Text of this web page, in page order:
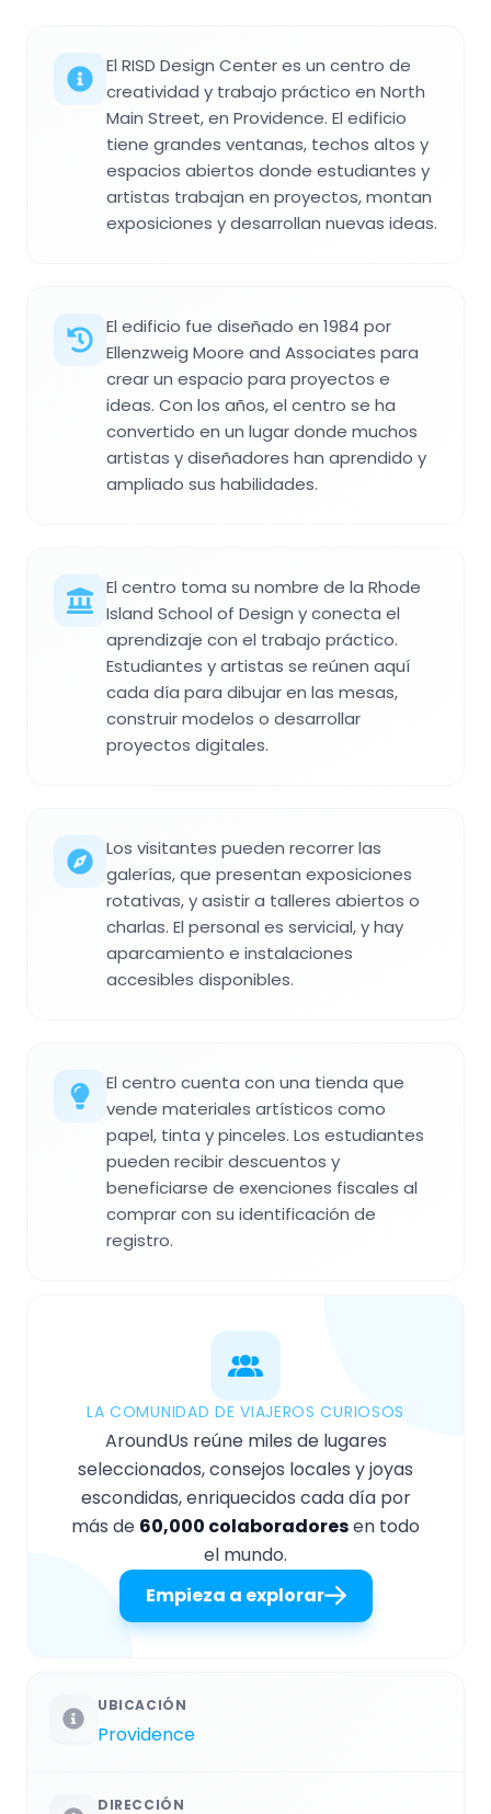
El RISD Design Center es un centro de
creatividad y trabajo práctico en North
Main Street, en Providence. El edificio
tiene grandes ventanas, techos altos y
espacios abiertos donde estudiantes y
artistas trabajan en proyectos, montan
exposiciones y desarrollan nuevas ideas.
El edificio fue diseñado en 1984 por
Ellenzweig Moore and Associates para
crear un espacio para proyectos e
ideas. Con los años, el centro se ha
convertido en un lugar donde muchos
artistas y diseñadores han aprendido y
ampliado sus habilidades.
El centro toma su nombre de la Rhode
Island School of Design y conecta el
aprendizaje con el trabajo práctico.
Estudiantes y artistas se reúnen aquí
cada día para dibujar en las mesas,
construir modelos o desarrollar
proyectos digitales.
Los visitantes pueden recorrer las
galerías, que presentan exposiciones
rotativas, y asistir a talleres abiertos o
charlas. El personal es servicial, y hay
aparcamiento e instalaciones
accesibles disponibles.
El centro cuenta con una tienda que
vende materiales artísticos como
papel, tinta y pinceles. Los estudiantes
pueden recibir descuentos y
beneficiarse de exenciones fiscales al
comprar con su identificación de
registro.
LA COMUNIDAD DE VIAJEROS CURIOSOS
AroundUs reúne miles de lugares
seleccionados, consejos locales y joyas
escondidas, enriquecidos cada día por
más de 60,000 colaboradoresen todo
el mundo.
Empieza a explorar
UBICACIÓN
Providence
DIRECCIÓN